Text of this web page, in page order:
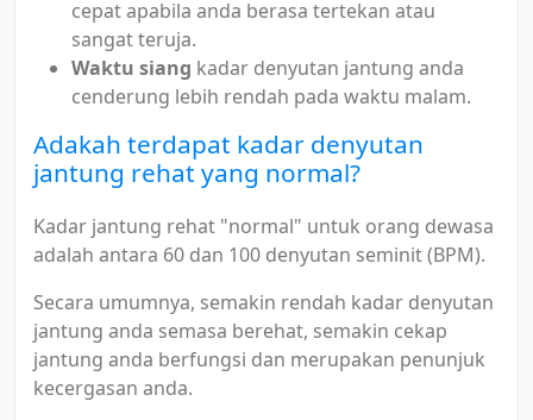
cepat apabila anda berasa tertekan atau
sangat teruja.
Waktu siang kadar denyutan jantung anda
cenderung lebih rendah pada waktu malam.
Adakah terdapat kadar denyutan
jantung rehat yang normal?
Kadar jantung rehat "normal" untuk orang dewasa
adalah antara 60 dan 100 denyutan seminit (BPM).
Secara umumnya, semakin rendah kadar denyutan
jantung anda semasa berehat, semakin cekap
jantung anda berfungsi dan merupakan penunjuk
kecergasan anda.